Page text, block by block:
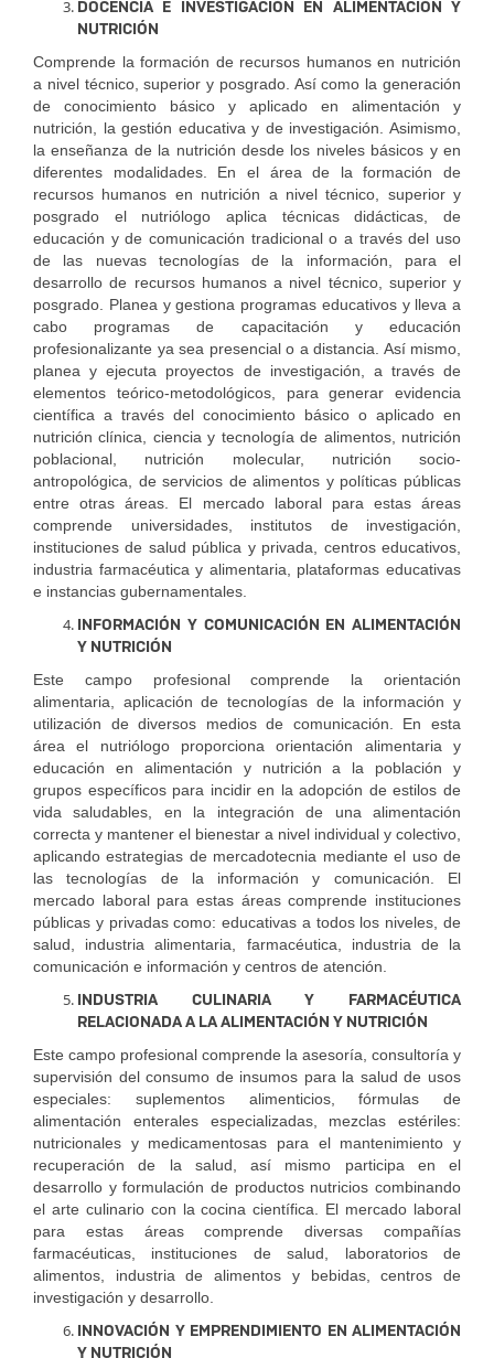
DOCENCIA E INVESTIGACIÓN EN ALIMENTACIÓN Y
NUTRICIÓN
Comprende la formación de recursos humanos en nutrición
a nivel técnico, superior y posgrado. Así como la generación
de conocimiento básico y aplicado en alimentación y
nutrición, la gestión educativa y de investigación. Asimismo,
la enseñanza de la nutrición desde los niveles básicos y en
diferentes modalidades. En el área de la formación de
recursos humanos en nutrición a nivel técnico, superior y
posgrado el nutriólogo aplica técnicas didácticas, de
educación y de comunicación tradicional o a través del uso
de las nuevas tecnologías de la información, para el
desarrollo de recursos humanos a nivel técnico, superior y
posgrado. Planea y gestiona programas educativos y lleva a
cabo programas de capacitación y educación
profesionalizante ya sea presencial o a distancia. Así mismo,
planea y ejecuta proyectos de investigación, a través de
elementos teórico-metodológicos, para generar evidencia
científica a través del conocimiento básico o aplicado en
nutrición clínica, ciencia y tecnología de alimentos, nutrición
poblacional, nutrición molecular, nutrición socio-
antropológica, de servicios de alimentos y políticas públicas
entre otras áreas. El mercado laboral para estas áreas
comprende universidades, institutos de investigación,
instituciones de salud pública y privada, centros educativos,
industria farmacéutica y alimentaria, plataformas educativas
e instancias gubernamentales.
INFORMACIÓN Y COMUNICACIÓN EN ALIMENTACIÓN
Y NUTRICIÓN
Este campo profesional comprende la orientación
alimentaria, aplicación de tecnologías de la información y
utilización de diversos medios de comunicación. En esta
área el nutriólogo proporciona orientación alimentaria y
educación en alimentación y nutrición a la población y
grupos específicos para incidir en la adopción de estilos de
vida saludables, en la integración de una alimentación
correcta y mantener el bienestar a nivel individual y colectivo,
aplicando estrategias de mercadotecnia mediante el uso de
las tecnologías de la información y comunicación. El
mercado laboral para estas áreas comprende instituciones
públicas y privadas como: educativas a todos los niveles, de
salud, industria alimentaria, farmacéutica, industria de la
comunicación e información y centros de atención.
INDUSTRIA CULINARIA Y FARMACÉUTICA
RELACIONADA A LA ALIMENTACIÓN Y NUTRICIÓN
Este campo profesional comprende la asesoría, consultoría y
supervisión del consumo de insumos para la salud de usos
especiales: suplementos alimenticios, fórmulas de
alimentación enterales especializadas, mezclas estériles:
nutricionales y medicamentosas para el mantenimiento y
recuperación de la salud, así mismo participa en el
desarrollo y formulación de productos nutricios combinando
el arte culinario con la cocina científica. El mercado laboral
para estas áreas comprende diversas compañías
farmacéuticas, instituciones de salud, laboratorios de
alimentos, industria de alimentos y bebidas, centros de
investigación y desarrollo.
INNOVACIÓN Y EMPRENDIMIENTO EN ALIMENTACIÓN
Y NUTRICIÓN